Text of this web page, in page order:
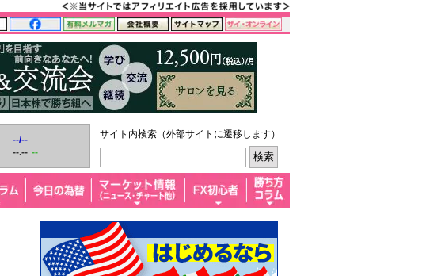
--/--
--.-- --
サイト内検索（外部サイトに遷移します）